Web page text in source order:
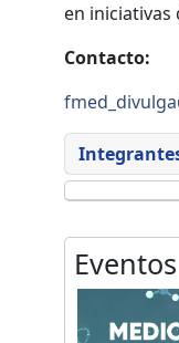
en
Contacto:
Eventos